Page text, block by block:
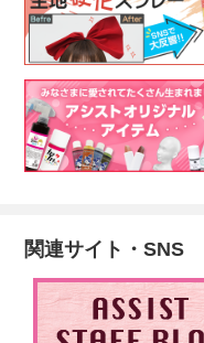
関連サイト・SNS